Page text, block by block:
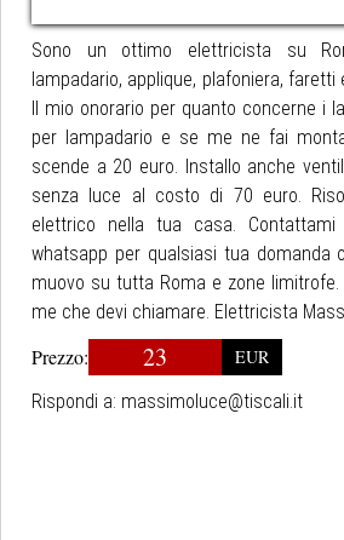
Sono un ottimo elettricista su
lampadario, applique, plafoniera,
Il mio onorario per quanto concerne i
per lampadario e se me ne fai
scende a 20 euro. Installo anche
senza luce al costo di 70 euro.
elettrico nella tua casa. Contattami
whatsapp per qualsiasi tua domanda
muovo su tutta Roma e zone
me che devi chiamare. Elettricista
Prezzo: 23
EUR
Rispondi a: massimoluce@tiscali.it